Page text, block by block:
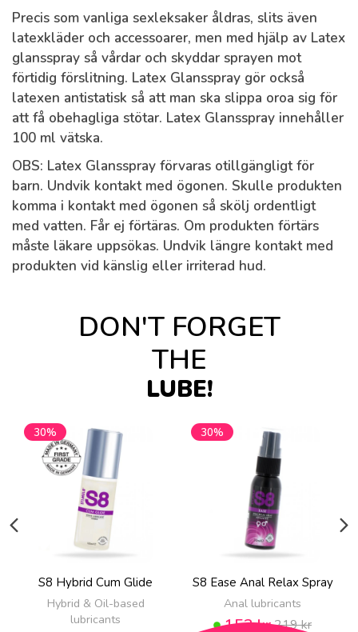
Precis som vanliga sexleksaker åldras, slits även
latexkläder och accessoarer, men med hjälp av Latex
glansspray så vårdar och skyddar sprayen mot
förtidig förslitning. Latex Glansspray gör också
latexen antistatisk så att man ska slippa oroa sig för
att få obehagliga stötar. Latex Glansspray innehåller
100 ml vätska.
OBS: Latex Glansspray förvaras otillgängligt för
barn. Undvik kontakt med ögonen. Skulle produkten
komma i kontakt med ögonen så skölj ordentligt
med vatten. Får ej förtäras. Om produkten förtärs
måste läkare uppsökas. Undvik längre kontakt med
produkten vid känslig eller irriterad hud.
DON'T FORGET
THE
LUBE!
30%
S8 Hybrid Cum Glide
Hybrid & Oil-based
lubricants
30%
S8 Ease Anal Relax Spray
Anal lubricants
153 kr219 kr